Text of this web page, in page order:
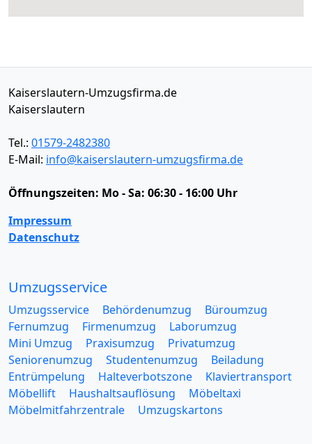
Kaiserslautern-Umzugsfirma.de
Kaiserslautern
Tel.: 01579-2482380
E-Mail: info@kaiserslautern-umzugsfirma.de
Öffnungszeiten: Mo - Sa: 06:30 - 16:00 Uhr
Impressum
Datenschutz
Umzugsservice
Umzugsservice Behördenumzug
Büroumzug
Fernumzug
Firmenumzug
Laborumzug
Mini Umzug
Praxisumzug
Privatumzug
Seniorenumzug
Studentenumzug
Beiladung
Entrümpelung
Halteverbotszone
Klaviertransport
Möbellift
Haushaltsauflösung
Möbeltaxi
Möbelmitfahrzentrale
Umzugskartons